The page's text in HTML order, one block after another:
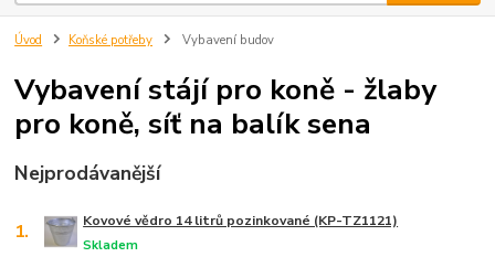
Úvod Koňské potřeby Vybavení budov
Vybavení stájí pro koně - žlaby
pro koně, síť na balík sena
Nejprodávanější
1. Kovové vědro 14 litrů pozinkované (KP-TZ1121)
Skladem